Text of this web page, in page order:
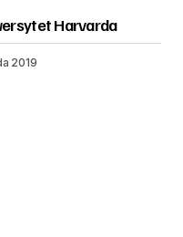
Harvarda
2019